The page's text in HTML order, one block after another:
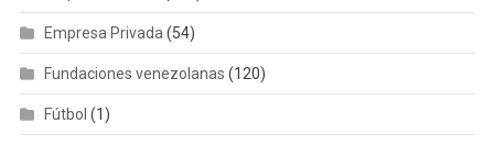
Empresa Privada(54)
Fundaciones venezolanas (120)
Fútbol (1)